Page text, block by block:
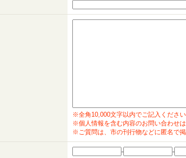
※全角10,000文字以内でご記入ください
※個人情報を含む内容のお問い合わせは
※ご質問は、市の刊行物などに匿名で
-
-